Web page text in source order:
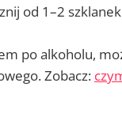
od 1–2
po alkoholu,
Zobacz: